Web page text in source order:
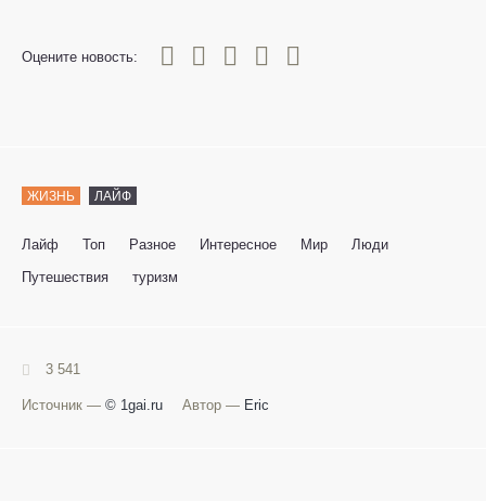
Оцените новость:
0
1 3 4 5
ЖИЗНЬ ЛАЙФ
Лайф Топ Разное Интересное Мир
Люди
Путешествия
туризм
3 541
Источник — © 1gai.ru Автор — Eric